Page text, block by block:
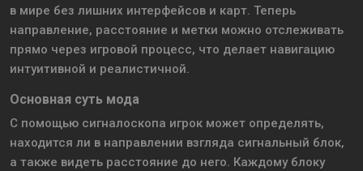
в мире без лишних интерфейсов и карт. Теперь
направление, расстояние и метки можно отслеживать
прямо через игровой процесс, что делает навигацию
интуитивной и реалистичной.
Основная суть мода
С помощью сигналоскопа игрок может определять,
находится ли в направлении взгляда сигнальный блок,
а также видеть расстояние до него. Каждому блоку